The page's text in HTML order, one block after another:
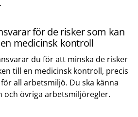
för de risker som kan
medicinsk kontroll
du för att minska de risker
till en medicinsk kontroll, precis
all arbetsmiljö. Du ska känna
och övriga arbetsmiljöregler.